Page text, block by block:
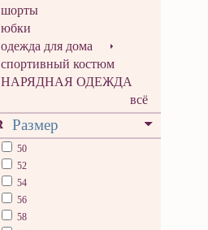
шорты
юбки
одежда для дома
спортивный костюм
НАРЯДНАЯ ОДЕЖДА
всё
Размер
50
52
54
56
58